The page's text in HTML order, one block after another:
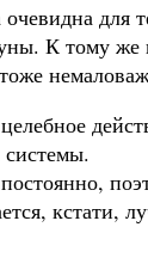
для
К тому
системы.
кстати,